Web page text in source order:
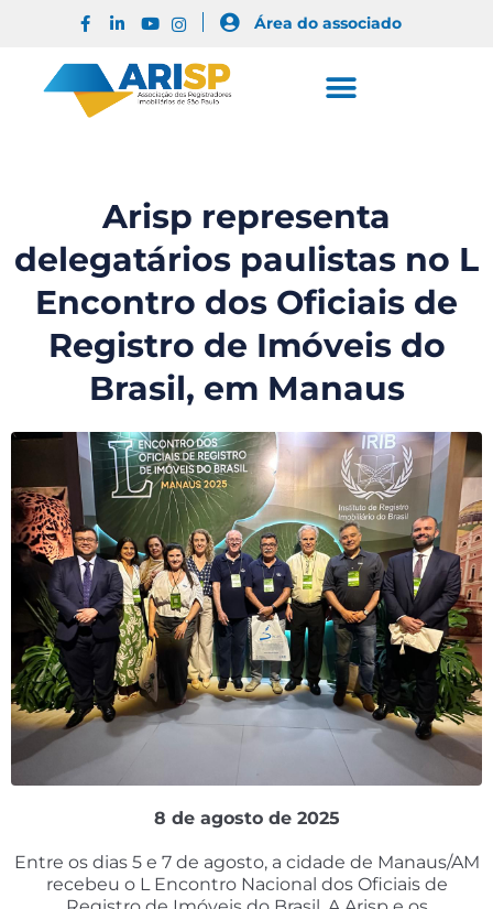
Área do associado
Arisp representa
delegatários paulistas no L
Encontro dos Oficiais de
Registro de Imóveis do
Brasil, em Manaus
8 de agosto de 2025
Entre os dias 5 e 7 de agosto, a cidade de Manaus/AM
recebeu o L Encontro Nacional dos Oficiais de